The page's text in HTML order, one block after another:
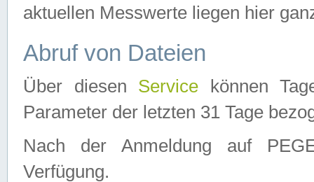
aktuellen Messwerte liegen hier
Abruf von Dateien
Über diesen Service können
Parameter der letzten 31 Tage
Nach der Anmeldung auf
Verfügung.